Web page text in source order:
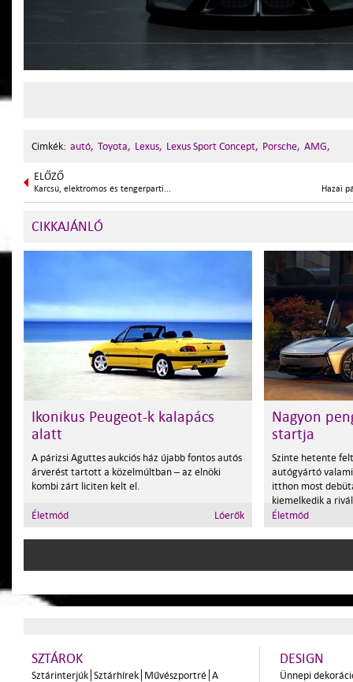
Cimkék: autó, Toyota, Lexus, Lexus Sport Concept, Porsche, AMG,
ELŐZŐ
Karcsú, elektromos és tengerparti... Hazai
CIKKAJÁNLÓ
Ikonikus Peugeot-k kalapács
alatt
A párizsi Aguttes aukciós ház újabb fontos autós
árverést tartott a közelmúltban – az elnöki
kombi zárt liciten kelt el.
Életmód Lóerők
Nagyon
startja
Szinte hetente
autógyártó
itthon most
kiemelkedik a
Életmód
SZTÁROK
Sztárinterjúk Sztárhírek Művészportré A
DESIGN
Ünnepi